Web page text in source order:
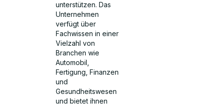
unterstützen. Das
Unternehmen
verfügt über
Fachwissen in einer
Vielzahl von
Branchen wie
Automobil,
Fertigung, Finanzen
und
Gesundheitswesen
und bietet ihnen